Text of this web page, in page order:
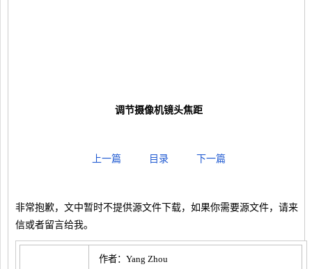
调节摄像机镜头焦距
上一篇 目录 下一篇
非常抱歉，文中暂时不提供源文件下载，如果你需要源文件，请来
信或者留言给我。
作者：Yang Zhou